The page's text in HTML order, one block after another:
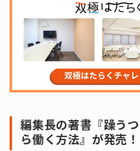
編集長の著書『躁う
ら働く方法』が発売！